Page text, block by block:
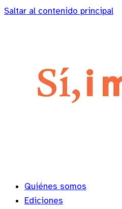
Saltar al contenido principal
Quiénes somos
Ediciones